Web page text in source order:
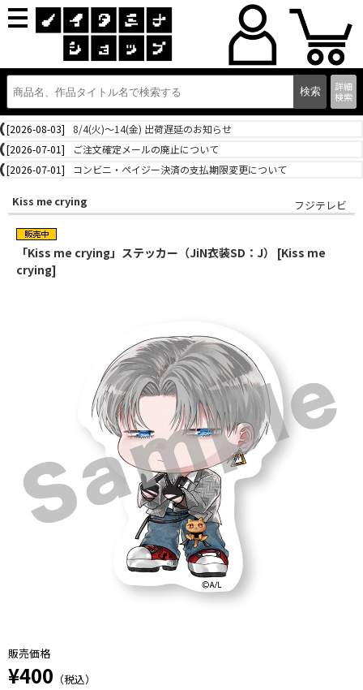
詳細
検索
[2026-08-03]
8/4(火)～14(金) 出荷遅延のお知らせ
[2026-07-01]
ご注文確定メールの廃止について
[2026-07-01]
コンビニ・ペイジー決済の支払期限変更について
Kiss me crying フジテレビ
「Kiss me crying」ステッカー（JiN衣装SD：J） [Kiss me
crying]
販売価格
¥400 （税込）